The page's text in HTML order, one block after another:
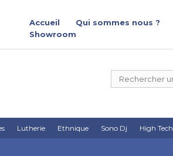
Accueil Qui sommes nous ?
Showroom
Lutherie Ethnique Sono Dj High Tech